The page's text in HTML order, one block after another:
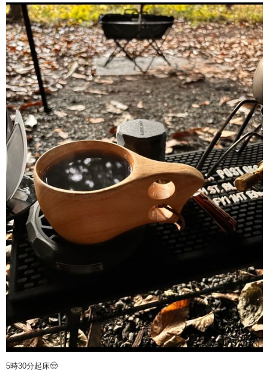
5時30分起床🤠